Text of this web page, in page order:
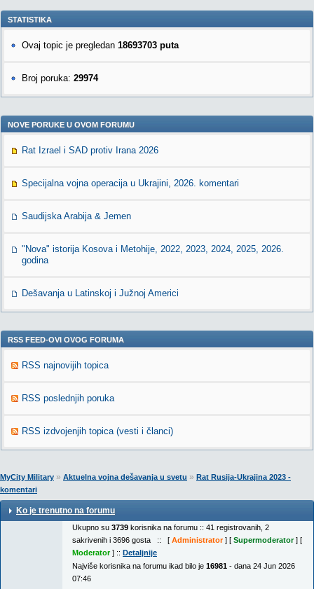
STATISTIKA
Ovaj topic je pregledan 18693703 puta
Broj poruka: 29974
NOVE PORUKE U OVOM FORUMU
Rat Izrael i SAD protiv Irana 2026
Specijalna vojna operacija u Ukrajini, 2026. komentari
Saudijska Arabija & Jemen
"Nova" istorija Kosova i Metohije, 2022, 2023, 2024, 2025, 2026.
godina
Dešavanja u Latinskoj i Južnoj Americi
RSS FEED-OVI OVOG FORUMA
RSS najnovijih topica
RSS poslednjih poruka
RSS izdvojenjih topica (vesti i članci)
MyCity Military » Aktuelna vojna dešavanja u svetu » Rat Rusija-Ukrajina 2023 -
komentari
Ko je trenutno na forumu
Ukupno su 3739 korisnika na forumu :: 41 registrovanih, 2
sakrivenih i 3696 gosta :: [ Administrator] [ Supermoderator] [
Moderator] :: Detaljnije
Najviše korisnika na forumu ikad bilo je 16981 - dana 24 Jun 2026
07:46